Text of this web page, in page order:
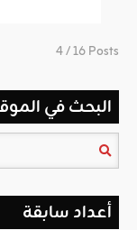
4 / 16 Posts
البحث في
أعداد سابقة